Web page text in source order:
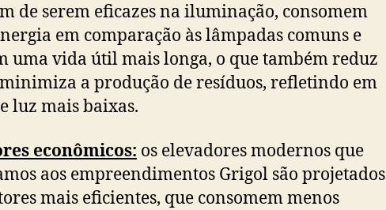
de serem eficazes na iluminação, consomem
em comparação às lâmpadas comuns e
uma vida útil mais longa, o que também reduz
minimiza a produção de resíduos, refletindo em
luz mais baixas.
econômicos: os elevadores modernos que
aos empreendimentos Grigol são projetados
mais eficientes, que consomem menos